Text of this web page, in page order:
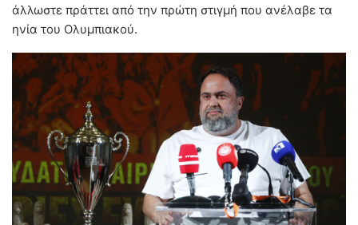
άλλωστε πράττει από την πρώτη στιγμή που ανέλαβε τα
ηνία του Ολυμπιακού.